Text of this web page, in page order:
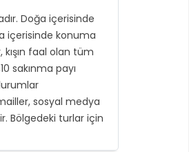
Doğa içerisinde
içerisinde konuma
faal olan tüm
sakınma payı
sosyal medya
Bölgedeki turlar için